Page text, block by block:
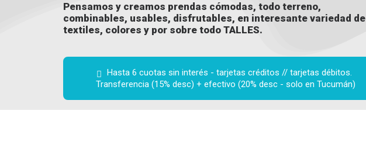
Pensamos y creamos prendas cómodas, todo terreno,
combinables, usables, disfrutables, en interesante variedad de
textiles, colores y por sobre todo TALLES.
Hasta 6 cuotas sin interés - tarjetas créditos // tarjetas débitos.
Transferencia (15% desc) + efectivo (20% desc - solo en Tucumán)